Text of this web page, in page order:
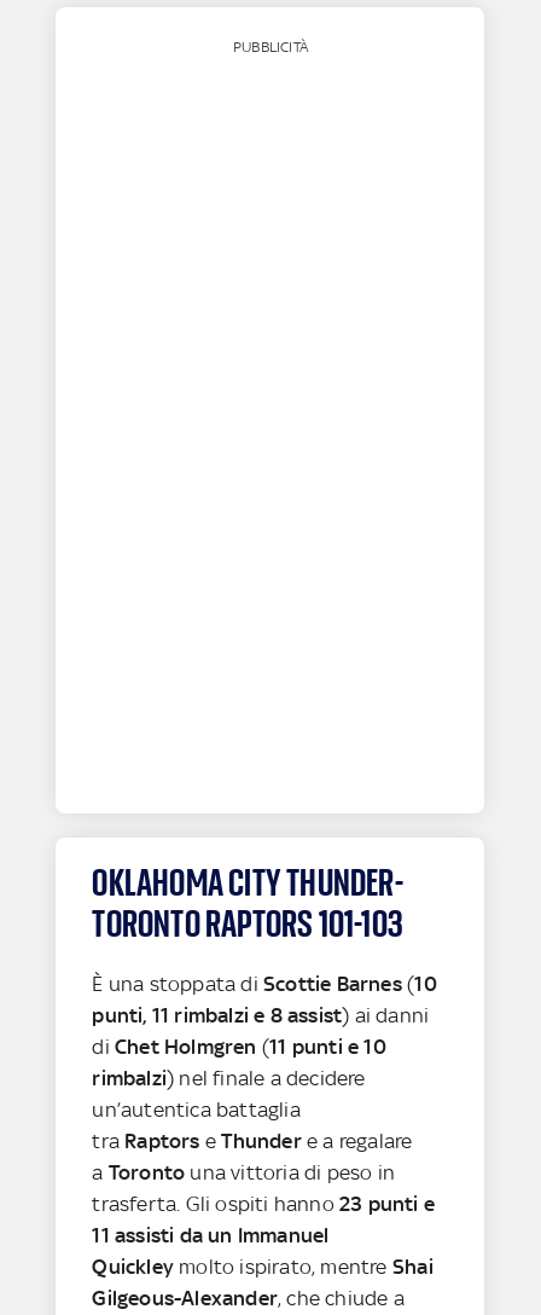
PUBBLICITÀ
OKLAHOMA CITY THUNDER-
TORONTO RAPTORS 101-103
È una stoppata diScottie Barnes(10
punti, 11 rimbalzi e 8 assist) ai danni
diChet Holmgren (11 punti e 10
rimbalzi) nel finale a decidere
un’autentica battaglia
tra Raptors eThundere a regalare
a Toronto una vittoria di peso in
trasferta. Gli ospiti hanno23 punti e
11 assisti da un Immanuel
Quickley molto ispirato, mentre Shai
Gilgeous-Alexander, che chiude a